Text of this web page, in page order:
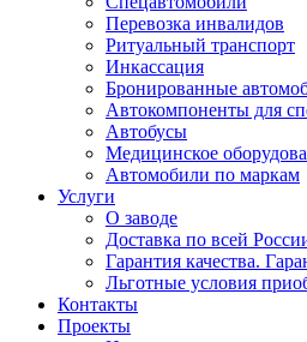
Перевозка инвалидов
Ритуальный транспорт
Инкассация
Бронированные
Автокомпоненты для
Автобусы
Медицинское
Автомобили по маркам
Услуги
О заводе
Доставка по всей
Гарантия качества.
Льготные условия
Контакты
Проекты